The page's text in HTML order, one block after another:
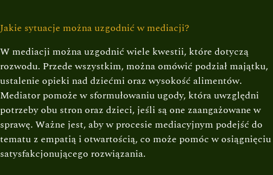
Jakie sytuacje można uzgodnić w mediacji?
W mediacji można uzgodnić wiele kwestii, które dotyczą
rozwodu. Przede wszystkim, można omówić podział majątku,
ustalenie opieki nad dziećmi oraz wysokość alimentów.
Mediator pomoże w sformułowaniu ugody, która uwzględni
potrzeby obu stron oraz dzieci, jeśli są one zaangażowane w
sprawę. Ważne jest, aby w procesie mediacyjnym podejść do
tematu z empatią i otwartością, co może pomóc w osiągnięciu
satysfakcjonującego rozwiązania.